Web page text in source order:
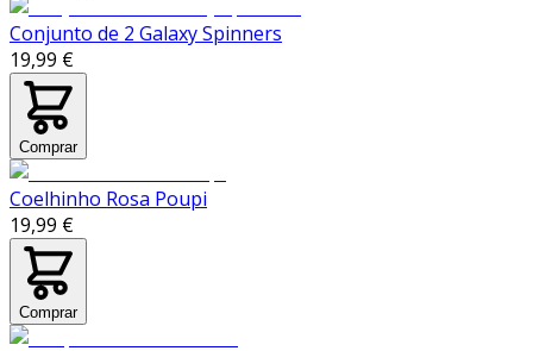
Conjunto de 2 Galaxy Spinners
19,99 €
Comprar
Coelhinho Rosa Poupi
19,99 €
Comprar